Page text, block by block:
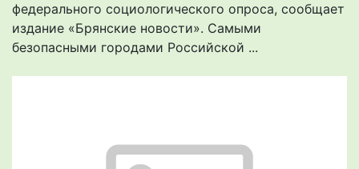
федерального социологического опроса, сообщает
издание «Брянские новости». Самыми
безопасными городами Российской ...